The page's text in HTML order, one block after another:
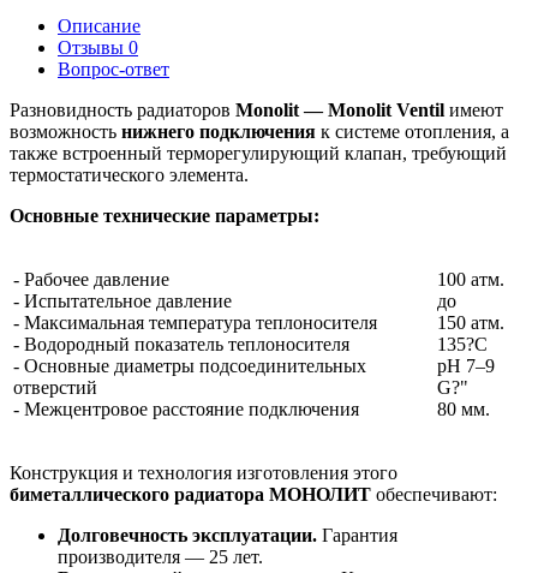
Описание
Отзывы 0
Вопрос-ответ
Разновидность радиаторов Monolit — Monolit Ventil имеют
возможность нижнего подключения к системе отопления, а
также встроенный терморегулирующий клапан, требующий
термостатического элемента.
Основные технические параметры:
- Рабочее давление
- Испытательное давление
- Максимальная температура теплоносителя
- Водородный показатель теплоносителя
- Основные диаметры подсоединительных
отверстий
- Межцентровое расстояние подключения
100 атм.
до
150 атм.
135?С
pH 7–9
G?"
80 мм.
Конструкция и технология изготовления этого
биметаллического радиатора МОНОЛИТ обеспечивают:
Долговечность эксплуатации. Гарантия
производителя — 25 лет.